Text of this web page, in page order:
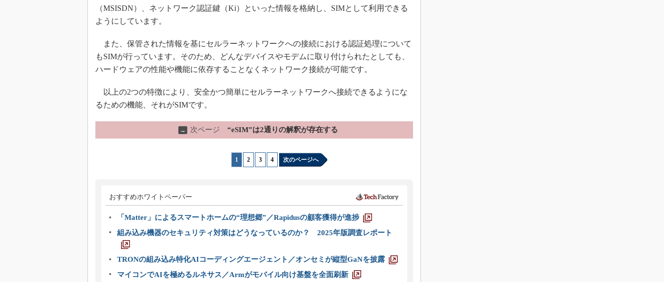
（MSISDN）、ネットワーク認証鍵（Ki）といった情報を格納し、SIMとして利用できる
ようにしています。
また、保管された情報を基にセルラーネットワークへの接続における認証処理について
もSIMが行っています。そのため、どんなデバイスやモデムに取り付けられたとしても、
ハードウェアの性能や機能に依存することなくネットワーク接続が可能です。
以上の2つの特徴により、安全かつ簡単にセルラーネットワークへ接続できるようにな
るための機能、それがSIMです。
→ 次ページ “eSIM”は2通りの解釈が存在する
1 2 3 4 次のページへ
おすすめホワイトペーパー
「Matter」によるスマートホームの“理想郷”／Rapidusの顧客獲得が進捗
組み込み機器のセキュリティ対策はどうなっているのか？ 2025年版調査レポート
TRONの組み込み特化AIコーディングエージェント／オンセミが縦型GaNを披露
マイコンでAIを極めるルネサス／Armがモバイル向け基盤を全面刷新